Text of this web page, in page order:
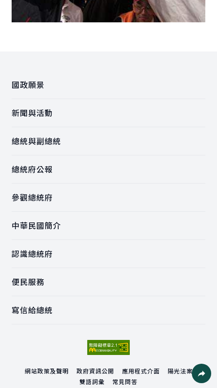
國政願景
新聞與活動
總統與副總統
總統府公報
參觀總統府
中華民國簡介
認識總統府
便民服務
寫信給總統
網站政策及聲明 政府資訊公開 應用程式介面
陽光法案
雙語詞彙
常見問答